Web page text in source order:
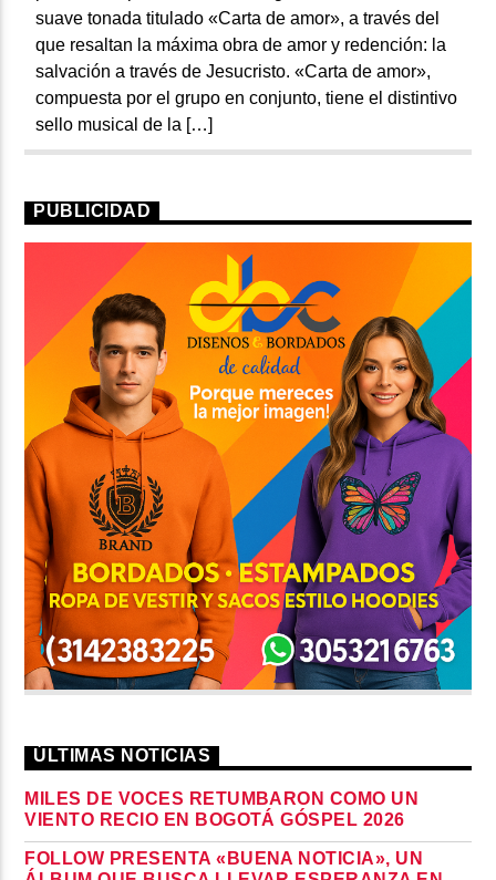
suave tonada titulado «Carta de amor», a través del
que resaltan la máxima obra de amor y redención: la
salvación a través de Jesucristo. «Carta de amor»,
compuesta por el grupo en conjunto, tiene el distintivo
sello musical de la […]
PUBLICIDAD
ÚLTIMAS NOTICIAS
MILES DE VOCES RETUMBARON COMO UN
VIENTO RECIO EN BOGOTÁ GÓSPEL 2026
FOLLOW PRESENTA «BUENA NOTICIA», UN